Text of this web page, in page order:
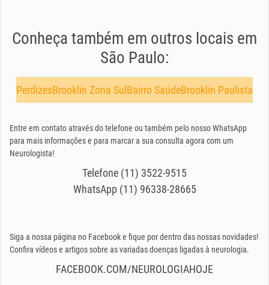
Conheça também em outros locais em
São Paulo:
PerdizesBrooklin Zona Sul Bairro SaúdeBrooklin Paulista
Entre em contato através do telefone ou também pelo nosso WhatsApp
para mais informações e para marcar a sua consulta agora com um
Neurologista!
Telefone (11) 3522-9515
WhatsApp (11) 96338-28665
Siga a nossa página no Facebook e fique por dentro das nossas novidades!
Confira vídeos e artigos sobre as variadas doenças ligadas à neurologia.
FACEBOOK.COM/NEUROLOGIAHOJE